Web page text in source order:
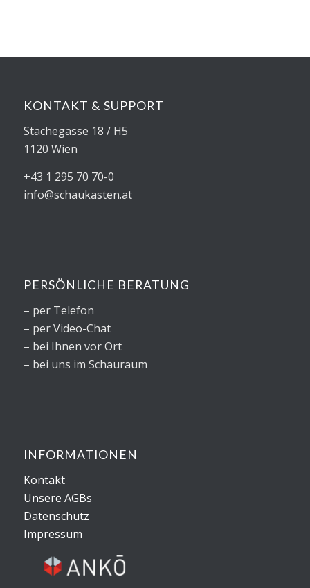
KONTAKT & SUPPORT
Stachegasse 18 / H5
1120 Wien
+43 1 295 70 70-0
info@schaukasten.at
PERSÖNLICHE BERATUNG
– per Telefon
– per Video-Chat
– bei Ihnen vor Ort
– bei uns im Schauraum
INFORMATIONEN
Kontakt
Unsere AGBs
Datenschutz
Impressum